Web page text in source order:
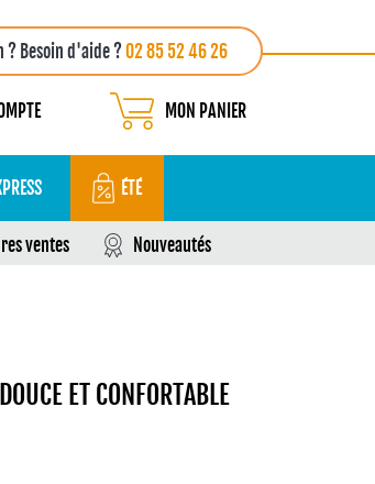
? Besoin d'aide ?02 85 52 46 26
MON PANIER
ÉTÉ
ventes Nouveautés
ET CONFORTABLE